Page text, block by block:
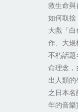
救生命
如何取
大戲「
作、大
不朽話
命理念
出人類
之日本
年的音